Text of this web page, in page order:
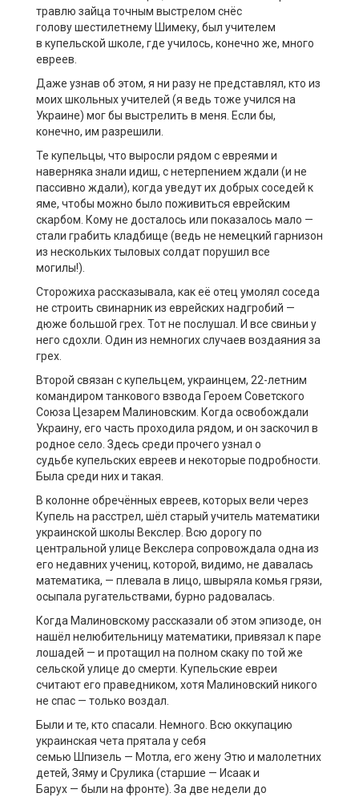
травлю зайца точным выстрелом снёс
голову шестилетнему Шимеку, был учителем
в купельской школе, где училось, конечно же, много
евреев.
Даже узнав об этом, я ни разу не представлял, кто из
моих школьных учителей (я ведь тоже учился на
Украине) мог бы выстрелить в меня. Если бы,
конечно, им разрешили.
Те купельцы, что выросли рядом с евреями и
наверняка знали идиш, с нетерпением ждали (и не
пассивно ждали), когда уведут их добрых соседей к
яме, чтобы можно было поживиться еврейским
скарбом. Кому не досталось или показалось мало —
стали грабить кладбище (ведь не немецкий гарнизон
из нескольких тыловых солдат порушил все
могилы!).
Сторожиха рассказывала, как её отец умолял соседа
не строить свинарник из еврейских надгробий —
дюже большой грех. Тот не послушал. И все свиньи у
него сдохли. Один из немногих случаев воздаяния за
грех.
Второй связан с купельцем, украинцем, 22-летним
командиром танкового взвода Героем Советского
Союза Цезарем Малиновским. Когда освобождали
Украину, его часть проходила рядом, и он заскочил в
родное село. Здесь среди прочего узнал о
судьбе купельских евреев и некоторые подробности.
Была среди них и такая.
В колонне обречённых евреев, которых вели через
Купель на расстрел, шёл старый учитель математики
украинской школы Векслер. Всю дорогу по
центральной улице Векслера сопровождала одна из
его недавних учениц, которой, видимо, не давалась
математика, — плевала в лицо, швыряла комья грязи,
осыпала ругательствами, бурно радовалась.
Когда Малиновскому рассказали об этом эпизоде, он
нашёл нелюбительницу математики, привязал к паре
лошадей — и протащил на полном скаку по той же
сельской улице до смерти. Купельские евреи
считают его праведником, хотя Малиновский никого
не спас — только воздал.
Были и те, кто спасали. Немного. Всю оккупацию
украинская чета прятала у себя
семью Шпизель — Мотла, его жену Этю и малолетних
детей, Зяму и Срулика (старшие — Исаак и
Барух — были на фронте). За две недели до